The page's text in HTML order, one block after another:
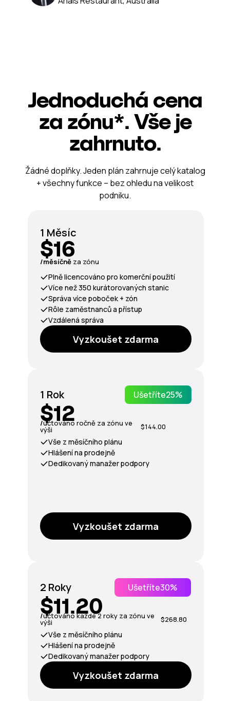
Jednoduchá cena
za zónu*. Vše je
zahrnuto.
1 Měsíc
$16
/měsíčněza zónu
Plně licencováno pro komerční použití
Více než 350 kurátorovaných stanic
Správa více poboček + zón
Rôle zaměstnanců a přístup
Vzdálená správa
Vyzkoušet zdarma
1 Rok Ušetříte25%
$12
/účtováno ročně za zónu ve
výši $144.00
Vše z měsíčního plánu
Hlášení na prodejně
Dedikovaný manažer podpory
Vyzkoušet zdarma
2 Roky Ušetříte30%
$11.20
/účtováno každé 2 roky za zónu ve
výši $268.80
Vše z měsíčního plánu
Hlášení na prodejně
Dedikovaný manažer podpory
Vyzkoušet zdarma
Žádné doplňky. Jeden plán zahrnuje celý katalog
+ všechny funkce – bez ohledu na velikost
podniku.